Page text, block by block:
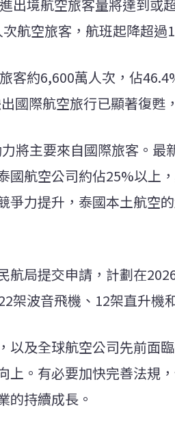
出境航空旅客量將達到或
航空旅客，航班起降超過
客約6,600萬人次，佔
國際航空旅行已顯著復甦
將主要來自國際旅客。最
國航空公司約佔25%以上
爭力提升，泰國本土航空
航局提交申請，計劃在
架波音飛機、12架直升機
以及全球航空公司先前面
上。有必要加快完善法規
的持續成長。